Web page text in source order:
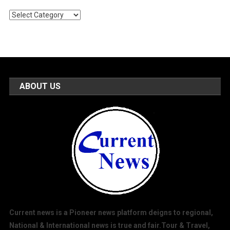
Popular
ABOUT US
Current news is a Pioneer news platform deigns to regional,
National & International news is true and fair.Tour & Travel,